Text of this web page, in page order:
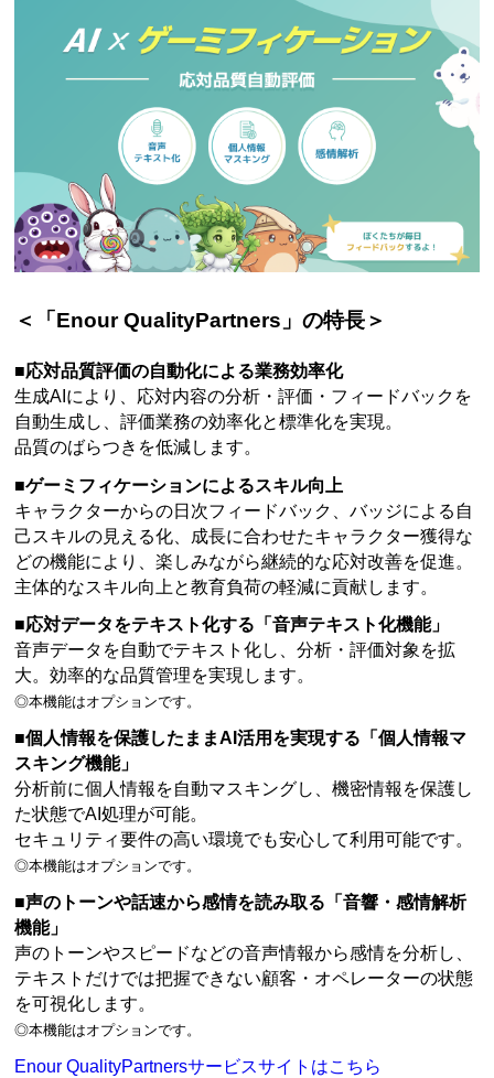
＜「Enour QualityPartners」の特長＞
■応対品質評価の自動化による業務効率化
生成AIにより、応対内容の分析・評価・フィードバックを
自動生成し、評価業務の効率化と標準化を実現。
品質のばらつきを低減します。
■ゲーミフィケーションによるスキル向上
キャラクターからの日次フィードバック、バッジによる自
己スキルの見える化、成長に合わせたキャラクター獲得な
どの機能により、楽しみながら継続的な応対改善を促進。
主体的なスキル向上と教育負荷の軽減に貢献します。
■応対データをテキスト化する「音声テキスト化機能」
音声データを自動でテキスト化し、分析・評価対象を拡
大。効率的な品質管理を実現します。
◎本機能はオプションです。
■個人情報を保護したままAI活用を実現する「個人情報マ
スキング機能」
分析前に個人情報を自動マスキングし、機密情報を保護し
た状態でAI処理が可能。
セキュリティ要件の高い環境でも安心して利用可能です。
◎本機能はオプションです。
■声のトーンや話速から感情を読み取る「音響・感情解析
機能」
声のトーンやスピードなどの音声情報から感情を分析し、
テキストだけでは把握できない顧客・オペレーターの状態
を可視化します。
◎本機能はオプションです。
Enour QualityPartnersサービスサイトはこちら